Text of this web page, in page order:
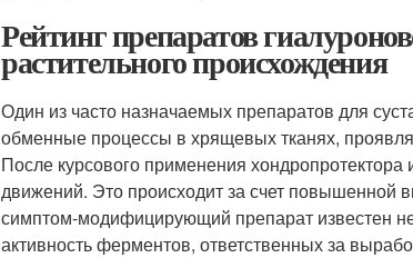
Рейтинг препаратов
растительного происхождения
Один из часто назначаемых препаратов для
обменные процессы в хрящевых тканях,
После курсового применения хондропротектора
движений. Это происходит за счет повышенной
симптом-модифицирующий препарат известен
активность ферментов, ответственных за